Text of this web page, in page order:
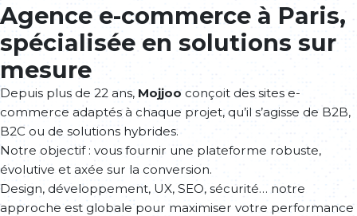
Agence e-commerce à Paris,
spécialisée en solutions sur
mesure
Depuis plus de 22 ans, Mojjoo conçoit des sites e-
commerce adaptés à chaque projet, qu’il s’agisse de B2B,
B2C ou de solutions hybrides.
Notre objectif : vous fournir une plateforme robuste,
évolutive et axée sur la conversion.
Design, développement, UX, SEO, sécurité… notre
approche est globale pour maximiser votre performance